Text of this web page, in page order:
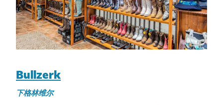
Bullzerk
下格林维尔